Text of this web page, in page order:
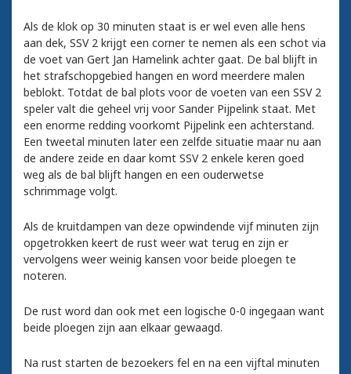
Als de klok op 30 minuten staat is er wel even alle hens
aan dek, SSV 2 krijgt een corner te nemen als een schot via
de voet van Gert Jan Hamelink achter gaat. De bal blijft in
het strafschopgebied hangen en word meerdere malen
beblokt. Totdat de bal plots voor de voeten van een SSV 2
speler valt die geheel vrij voor Sander Pijpelink staat. Met
een enorme redding voorkomt Pijpelink een achterstand.
Een tweetal minuten later een zelfde situatie maar nu aan
de andere zeide en daar komt SSV 2 enkele keren goed
weg als de bal blijft hangen en een ouderwetse
schrimmage volgt.
Als de kruitdampen van deze opwindende vijf minuten zijn
opgetrokken keert de rust weer wat terug en zijn er
vervolgens weer weinig kansen voor beide ploegen te
noteren.
De rust word dan ook met een logische 0-0 ingegaan want
beide ploegen zijn aan elkaar gewaagd.
Na rust starten de bezoekers fel en na een vijftal minuten